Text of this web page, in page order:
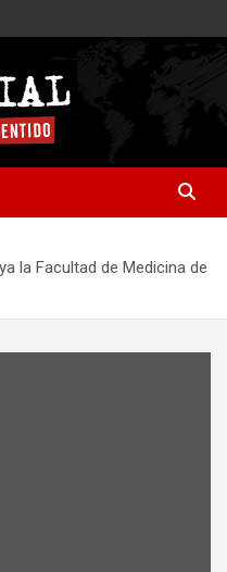
la Facultad de Medicina de